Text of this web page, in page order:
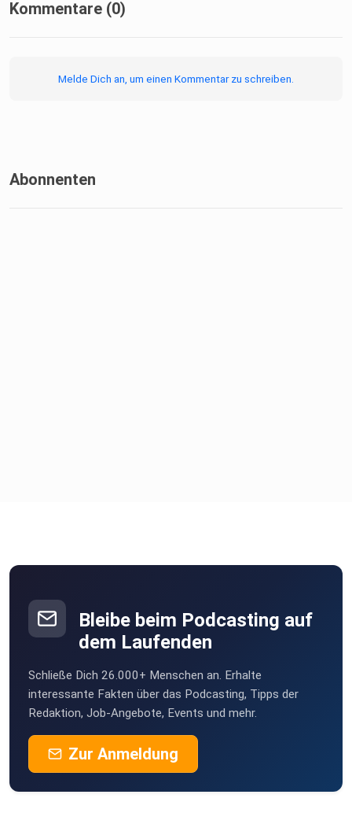
Kommentare (0)
Melde Dich an, um einen Kommentar zu schreiben.
Abonnenten
Bleibe beim Podcasting auf
dem Laufenden
Schließe Dich 26.000+ Menschen an. Erhalte
interessante Fakten über das Podcasting, Tipps der
Redaktion, Job-Angebote, Events und mehr.
Zur Anmeldung